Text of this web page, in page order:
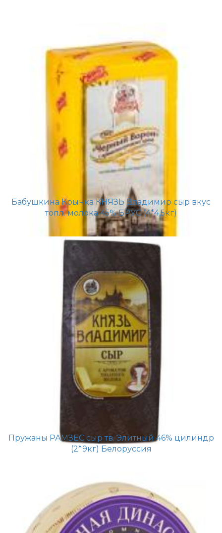
Бабушкина Крынка КНЯЗЬ Владимир сыр вкус
топл. молока 45% БРУС (4*4,5кг)
Пружаны РАМЗЕС сыр тв. Элитный 46% цилиндр
(2*9кг) Белоруссия